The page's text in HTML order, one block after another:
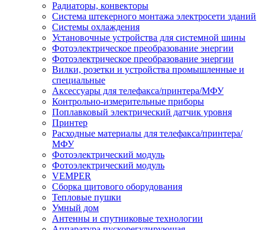
Радиаторы, конвекторы
Система штекерного монтажа электросети зданий
Системы охлаждения
Установочные устройства для системной шины
Фотоэлектрическое преобразование энергии
Фотоэлектрическое преобразование энергии
Вилки, розетки и устройства промышленные и
специальные
Аксессуары для телефакса/принтера/МФУ
Контрольно-измерительные приборы
Поплавковый электрический датчик уровня
Принтер
Расходные материалы для телефакса/принтера/
МФУ
Фотоэлектрический модуль
Фотоэлектрический модуль
VEMPER
Сборка щитового оборудования
Тепловые пушки
Умный дом
Антенны и спутниковые технологии